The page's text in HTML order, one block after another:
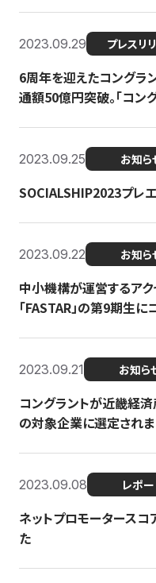
2023.09.29 プレスリ
6周年を迎えたコングラ
通額50億円突破。「コン
2023.09.25 お知ら
SOCIALSHIP2023プレ
2023.09.22 お知ら
中小機構が運営するア
「FASTAR」の第9期生
2023.09.21 お知ら
コングラントが近畿経
の対象企業に選定され
2023.09.08 レポー
ネットプロモータースコ
た